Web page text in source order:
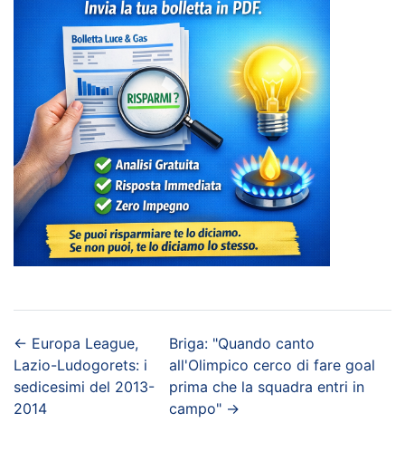
← Europa League,
Lazio-Ludogorets: i
sedicesimi del 2013-
2014
Briga: "Quando canto
all'Olimpico cerco di fare goal
prima che la squadra entri in
campo" →